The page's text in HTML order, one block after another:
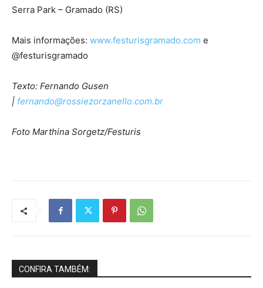
Serra Park – Gramado (RS)
Mais informações: www.festurisgramado.com e
@festurisgramado
Texto: Fernando Gusen
| fernando@rossiezorzanello.com.br
Foto Marthina Sorgetz/Festuris
CONFIRA TAMBÉM: